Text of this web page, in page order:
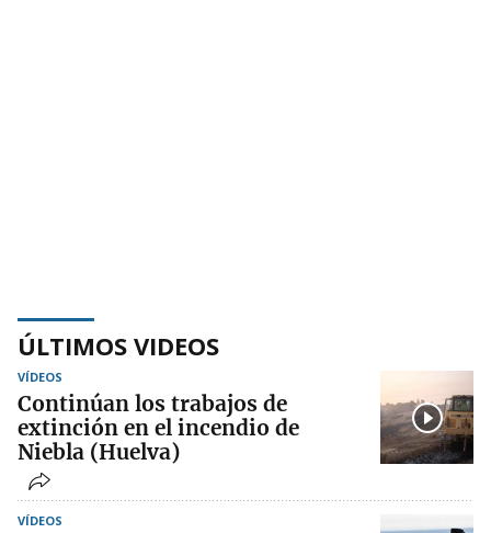
ÚLTIMOS VIDEOS
VÍDEOS
Continúan los trabajos de
extinción en el incendio de
Niebla (Huelva)
VÍDEOS